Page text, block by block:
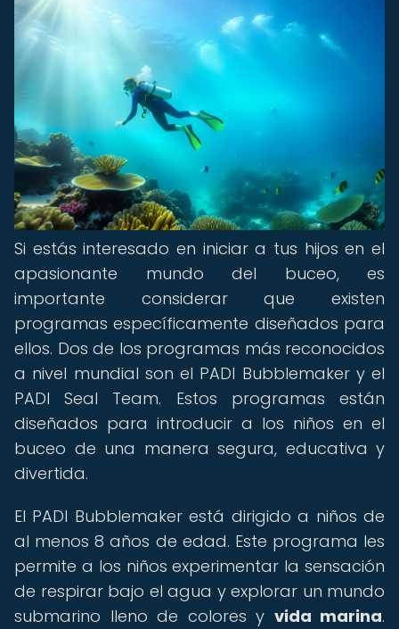
Si estás interesado en iniciar a tus hijos en el
apasionante mundo del buceo, es
importante considerar que existen
programas específicamente diseñados para
ellos. Dos de los programas más reconocidos
a nivel mundial son el PADI Bubblemaker y el
PADI Seal Team. Estos programas están
diseñados para introducir a los niños en el
buceo de una manera segura, educativa y
divertida.
El PADI Bubblemaker está dirigido a niños de
al menos 8 años de edad. Este programa les
permite a los niños experimentar la sensación
de respirar bajo el agua y explorar un mundo
submarino lleno de colores y vida marina.